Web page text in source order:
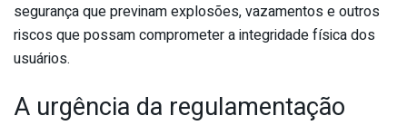
segurança que previnam explosões, vazamentos e outros
riscos que possam comprometer a integridade física dos
usuários.
A urgência da regulamentação